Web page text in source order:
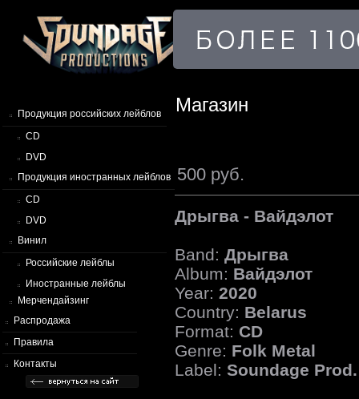
Продукция российских лейблов
CD
DVD
Продукция иностранных лейблов
CD
DVD
Винил
Российские лейблы
Иностранные лейблы
Мерчендайзинг
Распродажа
Правила
Контакты
Магазин
500 руб.
Дрыгва - Вайдэлот
Band: Дрыгва
Album: Вайдэлот
Year: 2020
Country: Belarus
Format: CD
Genre: Folk Metal
Label: Soundage Prod.